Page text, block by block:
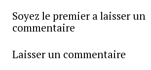
Soyez le premier a laisser un
commentaire
Laisser un commentaire